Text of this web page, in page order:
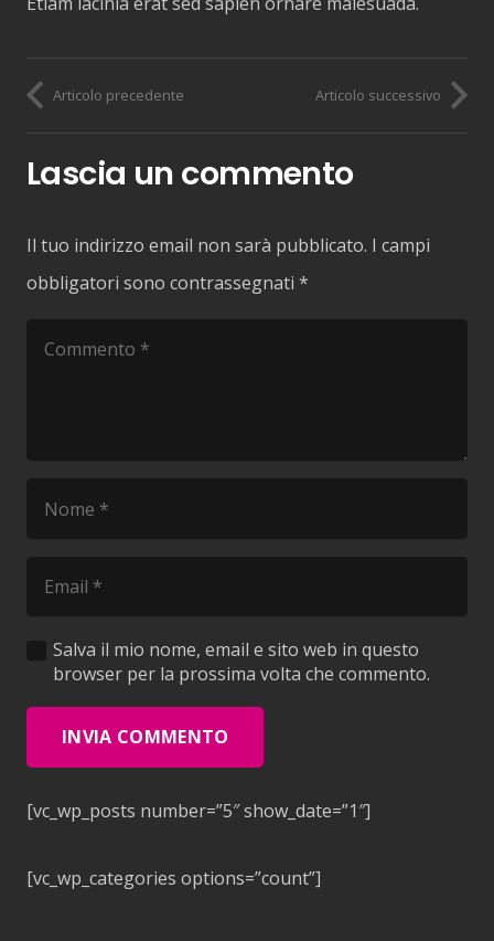
Articolo precedente Articolo successivo
Lascia un commento
Il tuo indirizzo email non sarà pubblicato. I campi
obbligatori sono contrassegnati *
Salva il mio nome, email e sito web in questo
browser per la prossima volta che commento.
INVIA COMMENTO
[vc_wp_posts number=”5″ show_date=”1″]
[vc_wp_categories options=”count”]